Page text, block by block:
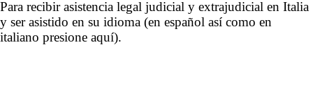
Para recibir asistencia legal judicial y extrajudicial en Italia
y ser asistido en su idioma (en español así como en
italiano presione aquí).